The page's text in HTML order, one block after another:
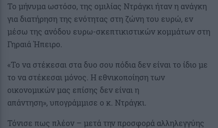
Το μήνυμα ωστόσο, της ομιλίας Ντράγκι ήταν η ανάγκη
για διατήρηση της ενότητας στη ζώνη του ευρώ, εν
μέσω της ανόδου ευρω-σκεπτικιστικών κομμάτων στη
Γηραιά Ήπειρο.
«Το να στέκεσαι στα δυο σου πόδια δεν είναι το ίδιο με
το να στέκεσαι μόνος. Η εθνικοποίηση των
οικονομικών μας επίσης δεν είναι η
απάντηση», υπογράμμισε ο κ. Ντράγκι.
Τόνισε πως πλέον – μετά την προσφορά αλληλεγγύης